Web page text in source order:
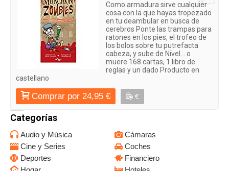
Como armadura sirve cualquier
cosa con la que hayas tropezado
en tu deambular en busca de
cerebros Ponte las trampas para
ratones en los pies, el trofeo de
los bolos sobre tu putrefacta
cabeza, y sube de Nivel... o
muere 168 cartas, 1 libro de
reglas y un dado Producto en
castellano
Comprar por 24,95 € €
Categorías
Audio y Música
Cámaras
Cine y Series
Coches
Deportes
Financiero